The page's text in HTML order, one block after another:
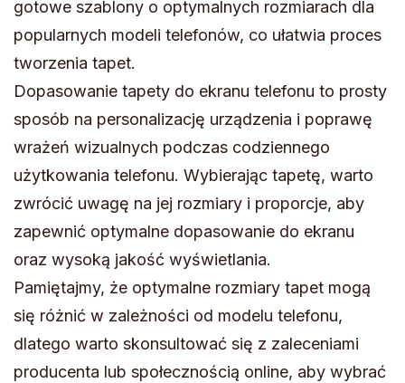
gotowe szablony o optymalnych rozmiarach dla
popularnych modeli telefonów, co ułatwia proces
tworzenia tapet.
Dopasowanie tapety do ekranu telefonu to prosty
sposób na personalizację urządzenia i poprawę
wrażeń wizualnych podczas codziennego
użytkowania telefonu. Wybierając tapetę, warto
zwrócić uwagę na jej rozmiary i proporcje, aby
zapewnić optymalne dopasowanie do ekranu
oraz wysoką jakość wyświetlania.
Pamiętajmy, że optymalne rozmiary tapet mogą
się różnić w zależności od modelu telefonu,
dlatego warto skonsultować się z zaleceniami
producenta lub społecznością online, aby wybrać